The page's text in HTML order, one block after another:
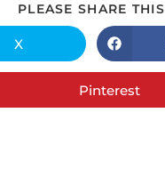
PLEASE SHARE THIS
X
Pinterest